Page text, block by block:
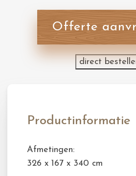
Offerte
direct
Productinformatie
Afmetingen:
326 x 167 x 340 cm